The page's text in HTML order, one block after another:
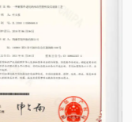
、当社のバタ
ることがで
で拡張できる
界での競争力